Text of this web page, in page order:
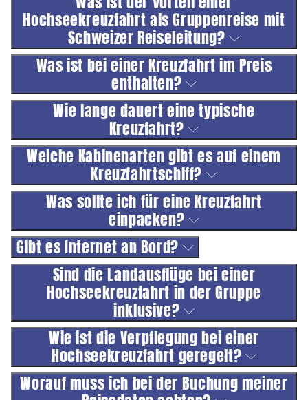
Hochseekreuzfahrt als Gruppenreise mit
Schweizer Reiseleitung?
Was ist bei einer Kreuzfahrt im Preis
enthalten?
Wie lange dauert eine typische
Kreuzfahrt?
Welche Kabinenarten gibt es auf einem
Kreuzfahrtschiff?
Was sollte ich für eine Kreuzfahrt
einpacken?
Gibt es Internet an Bord?
Sind die Landausflüge bei einer
Hochseekreuzfahrt in der Gruppe
inklusive?
Wie ist die Verpflegung bei einer
Hochseekreuzfahrt geregelt?
Worauf muss ich bei der Buchung meiner